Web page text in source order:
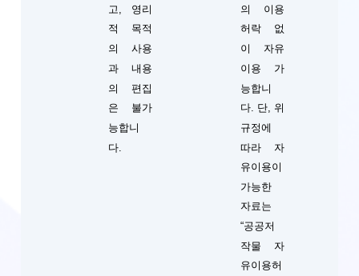
고, 영리
적 목적
의 사용
과 내용
의 편집
은 불가
능합니
다.
의 이용
허락 없
이 자유
이용 가
능합니
다. 단, 위
규정에
따라 자
유이용이
가능한
자료는
“공공저
작물 자
유이용허